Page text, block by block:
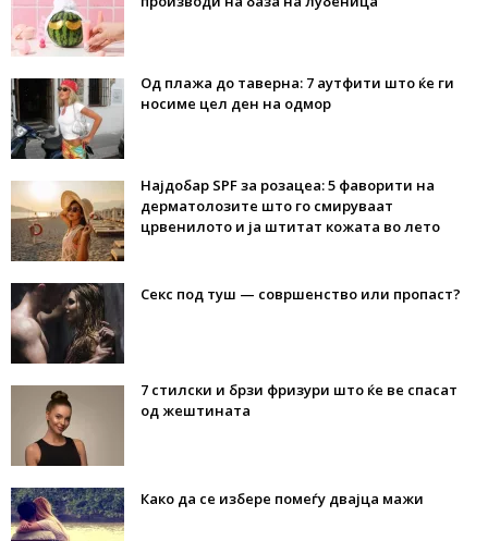
Од плажа до таверна: 7 аутфити што ќе ги
носиме цел ден на одмор
Најдобар SPF за розацеа: 5 фаворити на
дерматолозите што го смируваат
црвенилото и ја штитат кожата во лето
Секс под туш — совршенство или пропаст?
7 стилски и брзи фризури што ќе ве спасат
од жештината
Како да се избере помеѓу двајца мажи